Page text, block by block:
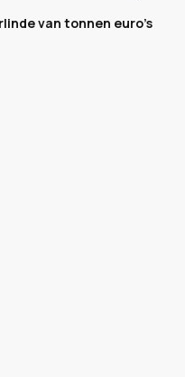
van tonnen euro's